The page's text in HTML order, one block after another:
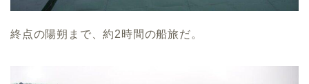
終点の陽朔まで、約2時間の船旅だ。